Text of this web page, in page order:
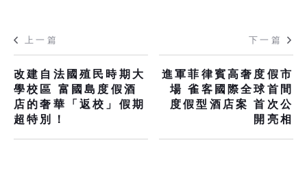
上一篇
改建自法國殖民時期大
學校區 富國島度假酒
店的奢華「返校」假期
超特別！
下一篇
進軍菲律賓高奢度假市
場 雀客國際全球首間
度假型酒店案 首次公
開亮相